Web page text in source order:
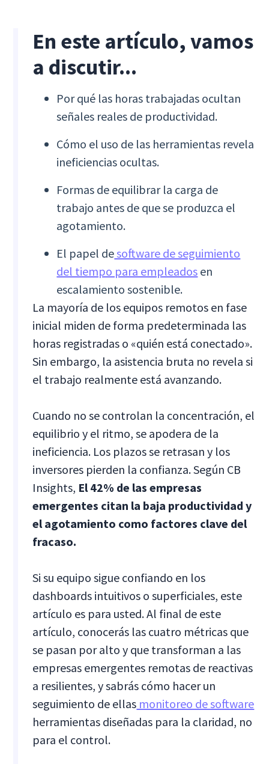
En este artículo, vamos
a discutir...
Por qué las horas trabajadas ocultan
señales reales de productividad.
Cómo el uso de las herramientas revela
ineficiencias ocultas.
Formas de equilibrar la carga de
trabajo antes de que se produzca el
agotamiento.
El papel desoftware de seguimiento
del tiempo para empleados en
escalamiento sostenible.
La mayoría de los equipos remotos en fase
inicial miden de forma predeterminada las
horas registradas o «quién está conectado».
Sin embargo, la asistencia bruta no revela si
el trabajo realmente está avanzando.
Cuando no se controlan la concentración, el
equilibrio y el ritmo, se apodera de la
ineficiencia. Los plazos se retrasan y los
inversores pierden la confianza. Según CB
Insights, El 42% de las empresas
emergentes citan la baja productividad y
el agotamiento como factores clave del
fracaso.
Si su equipo sigue confiando en los
dashboards intuitivos o superficiales, este
artículo es para usted. Al final de este
artículo, conocerás las cuatro métricas que
se pasan por alto y que transforman a las
empresas emergentes remotas de reactivas
a resilientes, y sabrás cómo hacer un
seguimiento de ellas monitoreo de software
herramientas diseñadas para la claridad, no
para el control.